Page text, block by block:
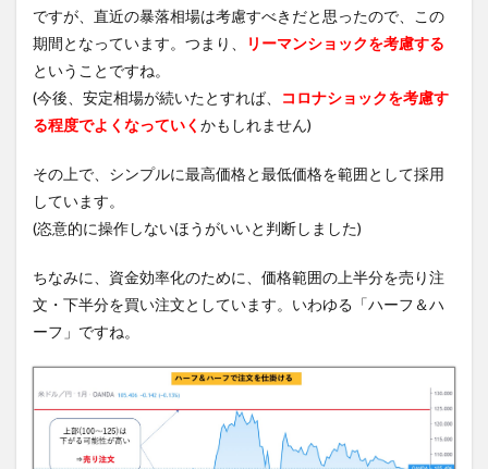
ですが、直近の暴落相場は考慮すべきだと思ったので、この
期間となっています。つまり、
リーマンショックを考慮する
ということですね。
(今後、安定相場が続いたとすれば、
コロナショックを考慮す
る程度でよくなっていく かもしれません)
その上で、シンプルに最高価格と最低価格を範囲として採用
しています。
(恣意的に操作しないほうがいいと判断しました)
ちなみに、資金効率化のために、価格範囲の上半分を売り注
文・下半分を買い注文としています。いわゆる「ハーフ＆ハ
ーフ」ですね。